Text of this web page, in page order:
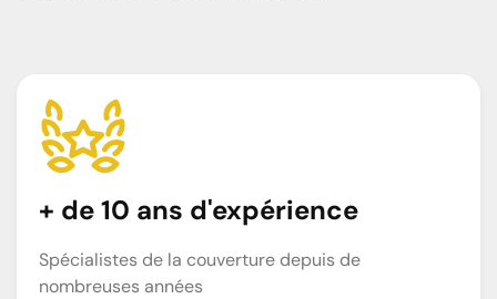
+ de 10 ans d'expérience
Spécialistes de la couverture depuis de
nombreuses années